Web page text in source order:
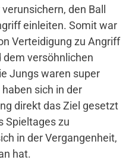
den Ball
einleiten. Somit war
Verteidigung zu Angriff
dem versöhnlichen
Jungs waren super
sich in der
direkt das Ziel gesetzt
Spieltages zu
in der Vergangenheit,
hat.